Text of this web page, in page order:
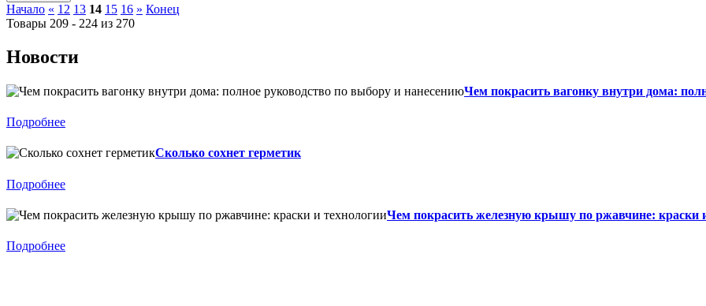
Начало « 12 13 14 15 16 » Конец
Товары 209 - 224 из 270
Новости
Чем покрасить вагонку внутри дома:
Подробнее
Сколько сохнет герметик
Подробнее
Чем покрасить железную крышу по ржавчине: краски
Подробнее